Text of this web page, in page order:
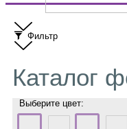
Фильтр
Каталог
Выберите цвет: